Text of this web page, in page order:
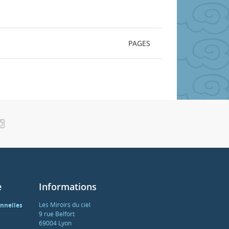
PAGES
Informations
Les Miroirs du ciel
9 rue Belfort
69004 Lyon